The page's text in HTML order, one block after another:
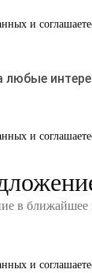
и
и
в ближайшее
и